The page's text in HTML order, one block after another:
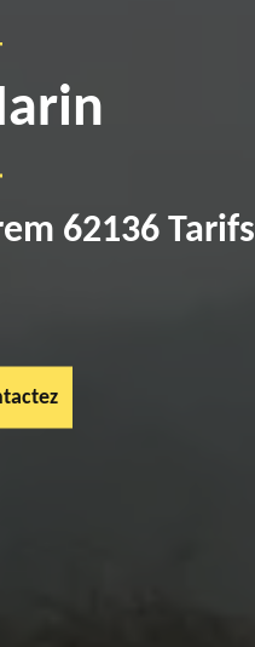
62136 Tarifs